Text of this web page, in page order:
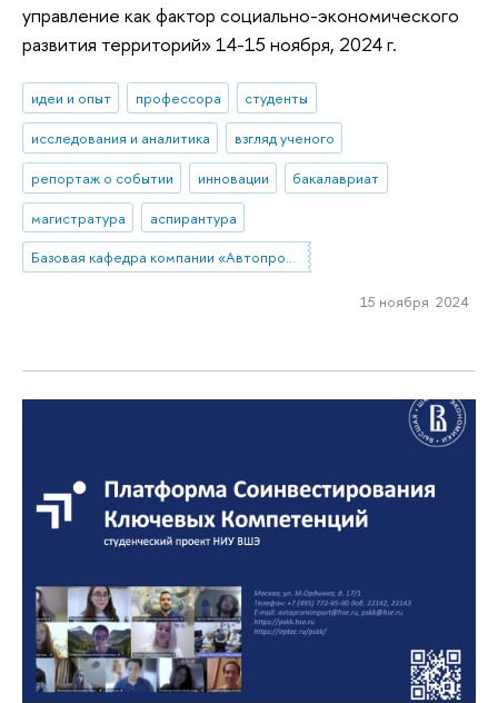
управление как фактор социально-экономического
развития территорий» 14-15 ноября, 2024 г.
идеи и опыт профессора
студенты
исследования и аналитика
взгляд ученого
репортаж о событии
инновации
бакалавриат
магистратура
аспирантура
Базовая кафедра компании «Автопромимпорт»
15 ноября 2024